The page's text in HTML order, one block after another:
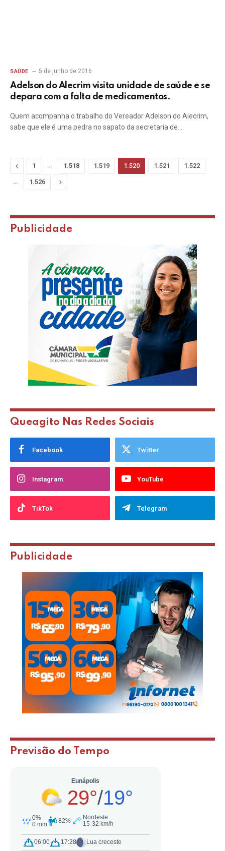
SAÚDE 5 de junho de 2016
Adelson do Alecrim visita unidade de saúde e se
depara com a falta de medicamentos.
Quem acompanha o trabalho do Vereador Adelson do Alecrim,
sabe que ele é uma pedra no sapato da secretaria de…
Previous
1 … 1.518 1.519 1.520 1.521 1.522
… 1.526 Next
Publicidade
Queagito Nas Redes Sociais
Facebook Twitter
Instagram YouTube
TikTok Telegram
Publicidade
Previsão do Tempo